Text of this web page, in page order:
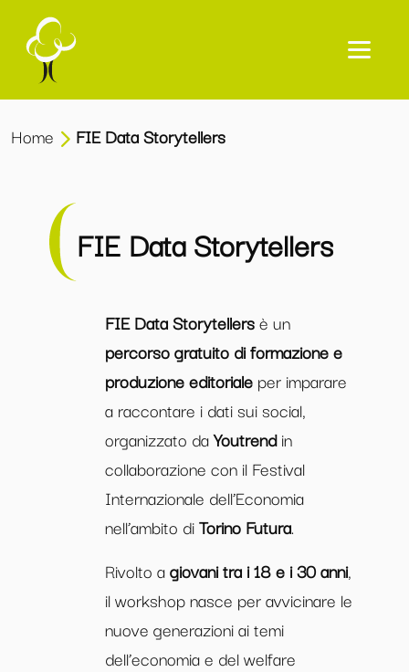
Home FIE Data Storytellers
FIE Data Storytellers
FIE Data Storytellersè un
percorso gratuito di formazione e
produzione editorialeper imparare
a raccontare i dati sui social,
organizzato daYoutrendin
collaborazione con il Festival
Internazionale dell’Economia
nell’ambito diTorino Futura.
Rivolto agiovani tra i 18 e i 30 anni,
il workshop nasce per avvicinare le
nuove generazioni ai temi
dell’economia e del welfare